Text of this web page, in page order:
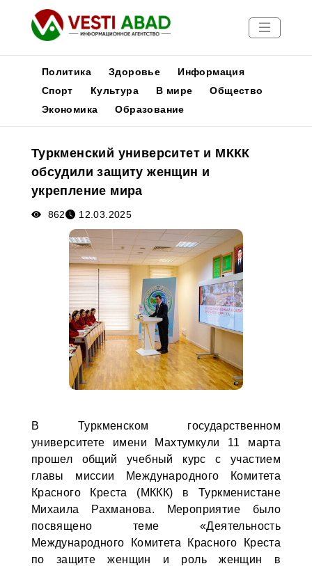
Новости
Медиа
Афиша
Политика Здоровье
Информация
Спорт
Культура В мире
Общество
Экономика
Образование
Туркменский университет и МККК
обсудили защиту женщин и
укрепление мира
862 12.03.2025
В Туркменском государственном
университете имени Махтумкули 11 марта
прошел общий учебный курс с участием
главы миссии Международного Комитета
Красного Креста (МККК) в Туркменистане
Михаила Рахманова. Мероприятие было
посвящено теме «Деятельность
Международного Комитета Красного Креста
по защите женщин и роль женщин в